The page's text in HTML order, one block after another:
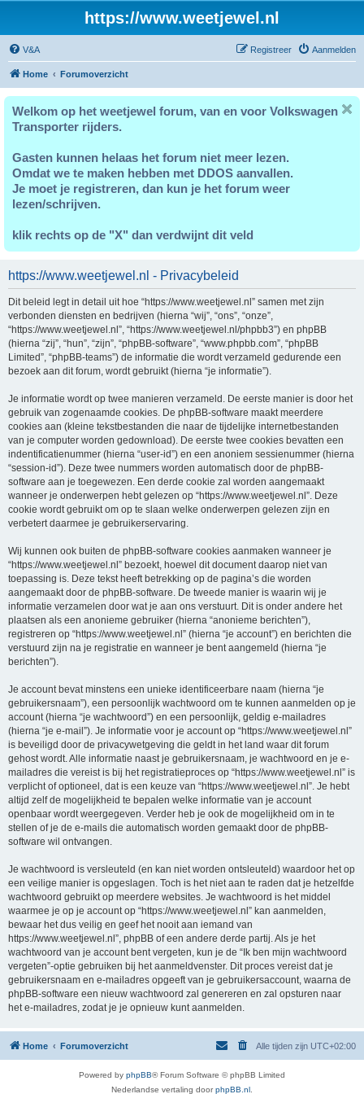
https://www.weetjewel.nl
V&A Aanmelden
Registreer
Home Forumoverzicht
Welkom op het weetjewel forum, van en voor Volkswagen
Transporter rijders.
Gasten kunnen helaas het forum niet meer lezen.
Omdat we te maken hebben met DDOS aanvallen.
Je moet je registreren, dan kun je het forum weer
lezen/schrijven.
klik rechts op de "X" dan verdwijnt dit veld
https://www.weetjewel.nl - Privacybeleid
Dit beleid legt in detail uit hoe “https://www.weetjewel.nl” samen met zijn
verbonden diensten en bedrijven (hierna “wij”, “ons”, “onze”,
“https://www.weetjewel.nl”, “https://www.weetjewel.nl/phpbb3”) en phpBB
(hierna “zij”, “hun”, “zijn”, “phpBB-software”, “www.phpbb.com”, “phpBB
Limited”, “phpBB-teams”) de informatie die wordt verzameld gedurende een
bezoek aan dit forum, wordt gebruikt (hierna “je informatie”).
Je informatie wordt op twee manieren verzameld. De eerste manier is door het
gebruik van zogenaamde cookies. De phpBB-software maakt meerdere
cookies aan (kleine tekstbestanden die naar de tijdelijke internetbestanden
van je computer worden gedownload). De eerste twee cookies bevatten een
indentificatienummer (hierna “user-id”) en een anoniem sessienummer (hierna
“session-id”). Deze twee nummers worden automatisch door de phpBB-
software aan je toegewezen. Een derde cookie zal worden aangemaakt
wanneer je onderwerpen hebt gelezen op “https://www.weetjewel.nl”. Deze
cookie wordt gebruikt om op te slaan welke onderwerpen gelezen zijn en
verbetert daarmee je gebruikerservaring.
Wij kunnen ook buiten de phpBB-software cookies aanmaken wanneer je
“https://www.weetjewel.nl” bezoekt, hoewel dit document daarop niet van
toepassing is. Deze tekst heeft betrekking op de pagina’s die worden
aangemaakt door de phpBB-software. De tweede manier is waarin wij je
informatie verzamelen door wat je aan ons verstuurt. Dit is onder andere het
plaatsen als een anonieme gebruiker (hierna “anonieme berichten”),
registreren op “https://www.weetjewel.nl” (hierna “je account”) en berichten die
verstuurd zijn na je registratie en wanneer je bent aangemeld (hierna “je
berichten”).
Je account bevat minstens een unieke identificeerbare naam (hierna “je
gebruikersnaam”), een persoonlijk wachtwoord om te kunnen aanmelden op je
account (hierna “je wachtwoord”) en een persoonlijk, geldig e-mailadres
(hierna “je e-mail”). Je informatie voor je account op “https://www.weetjewel.nl”
is beveiligd door de privacywetgeving die geldt in het land waar dit forum
gehost wordt. Alle informatie naast je gebruikersnaam, je wachtwoord en je e-
mailadres die vereist is bij het registratieproces op “https://www.weetjewel.nl” is
verplicht of optioneel, dat is een keuze van “https://www.weetjewel.nl”. Je hebt
altijd zelf de mogelijkheid te bepalen welke informatie van je account
openbaar wordt weergegeven. Verder heb je ook de mogelijkheid om in te
stellen of je de e-mails die automatisch worden gemaakt door de phpBB-
software wil ontvangen.
Je wachtwoord is versleuteld (en kan niet worden ontsleuteld) waardoor het op
een veilige manier is opgeslagen. Toch is het niet aan te raden dat je hetzelfde
wachtwoord gebruikt op meerdere websites. Je wachtwoord is het middel
waarmee je op je account op “https://www.weetjewel.nl” kan aanmelden,
bewaar het dus veilig en geef het nooit aan iemand van
https://www.weetjewel.nl”, phpBB of een andere derde partij. Als je het
wachtwoord van je account bent vergeten, kun je de “Ik ben mijn wachtwoord
vergeten”-optie gebruiken bij het aanmeldvenster. Dit proces vereist dat je
gebruikersnaam en e-mailadres opgeeft van je gebruikersaccount, waarna de
phpBB-software een nieuw wachtwoord zal genereren en zal opsturen naar
het e-mailadres, zodat je je opnieuw kunt aanmelden.
Home Forumoverzicht Alle tijden zijn UTC+02:00
Powered by phpBB® Forum Software © phpBB Limited
Nederlandse vertaling doorphpBB.nl